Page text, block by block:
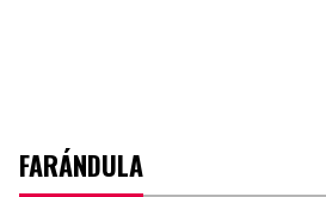
FARÁNDULA